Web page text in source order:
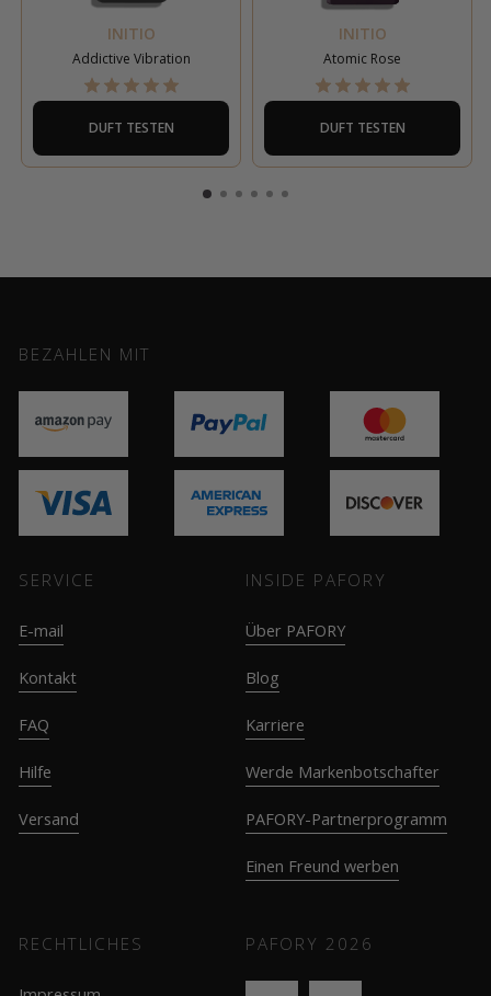
INITIO
Addictive Vibration
DUFT TESTEN
INITIO
Atomic Rose
DUFT TESTEN
BEZAHLEN MIT
SERVICE
E-mail
Kontakt
FAQ
Hilfe
Versand
INSIDE PAFORY
Über PAFORY
Blog
Karriere
Werde Markenbotschafter
PAFORY-Partnerprogramm
Einen Freund werben
RECHTLICHES PAFORY 2026